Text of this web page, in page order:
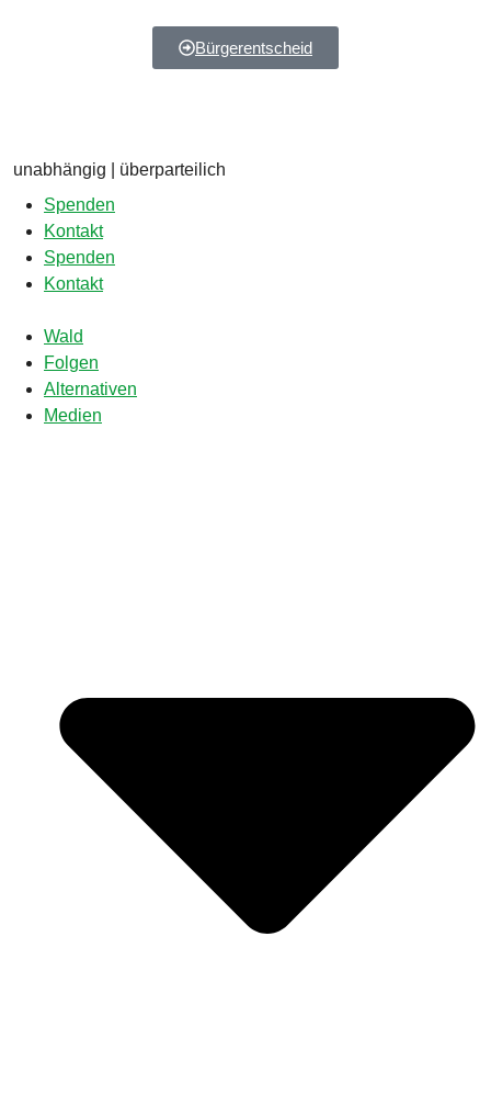
Bürgerentscheid
unabhängig | überparteilich
Spenden
Kontakt
Spenden
Kontakt
Wald
Folgen
Alternativen
Medien